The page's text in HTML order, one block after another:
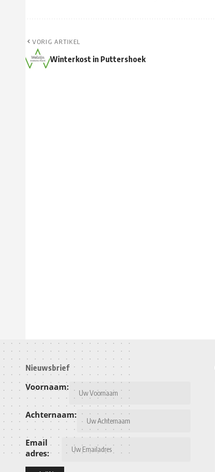
VORIG ARTIKEL
Winterkost in Puttershoek
Nieuwsbrief
Voornaam:
Achternaam:
Email
adres: